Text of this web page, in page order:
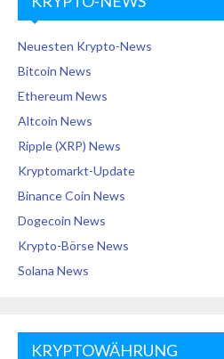
Neuesten Krypto-News
Bitcoin News
Ethereum News
Altcoin News
Ripple (XRP) News
Kryptomarkt-Update
Binance Coin News
Dogecoin News
Krypto-Börse News
Solana News
KRYPTOWÄHRUNG